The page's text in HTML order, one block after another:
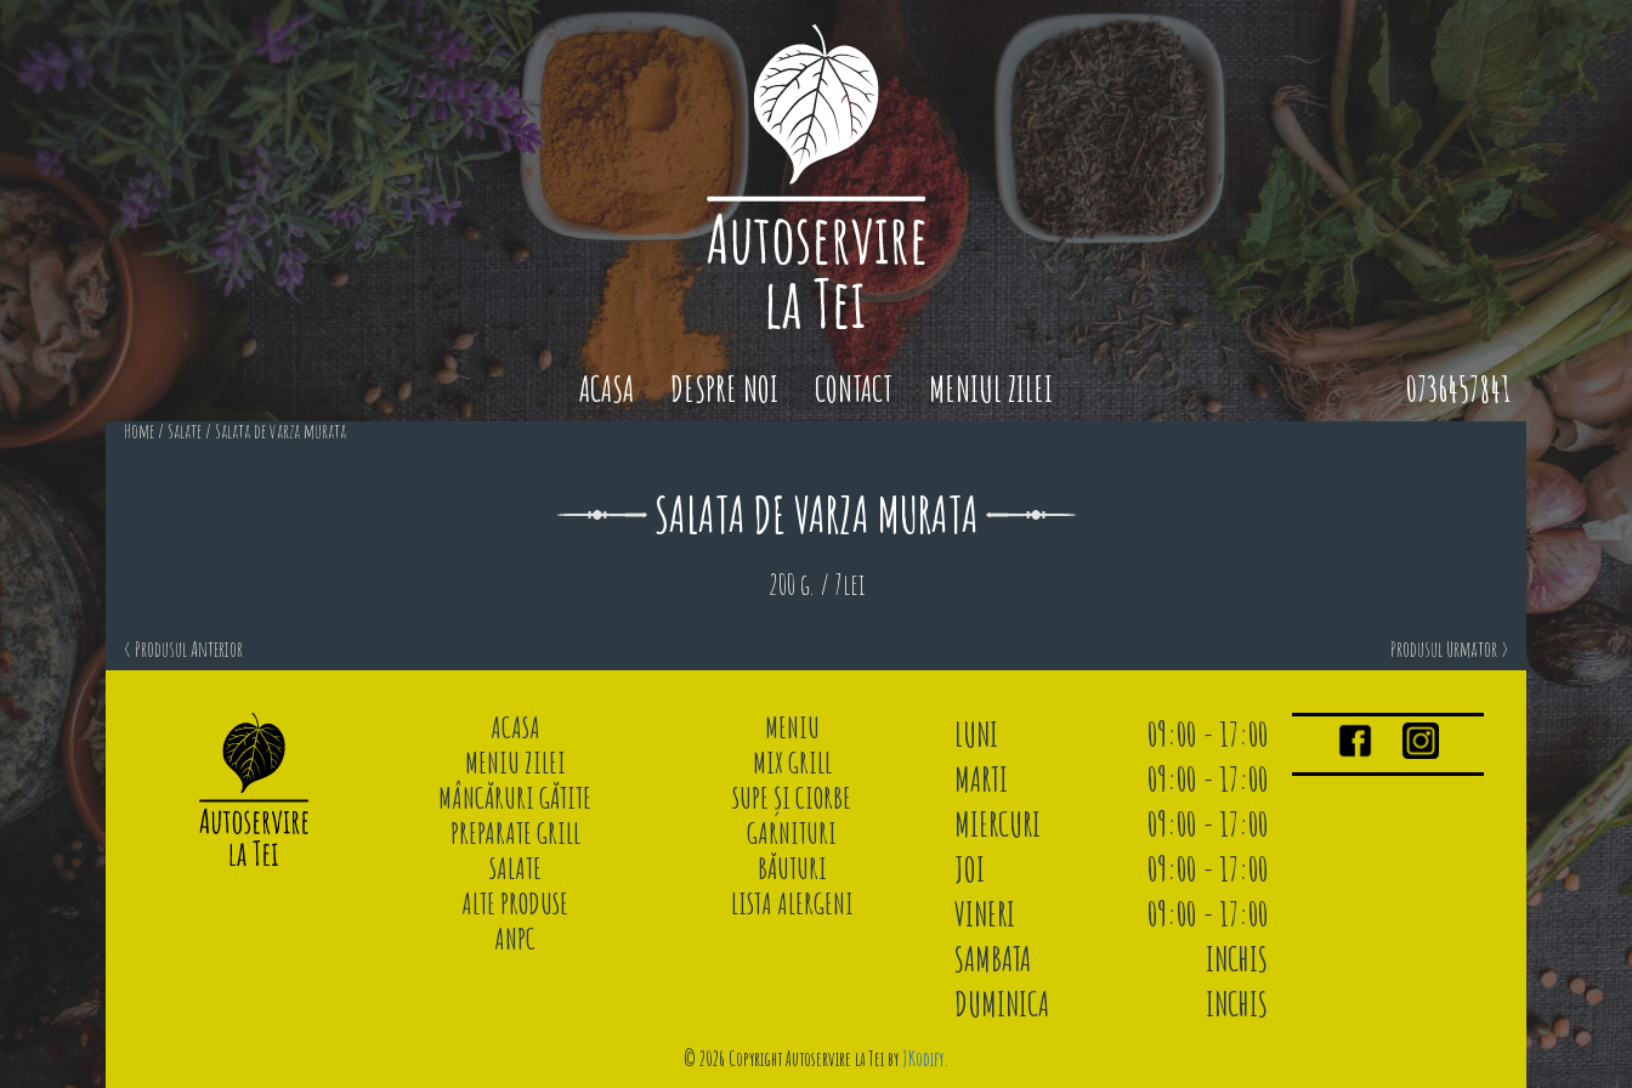
ACASA DESPRE NOI CONTACT MENIUL ZILEI 0736457841
Home / Salate / Salata de varza murata
SALATA DE VARZA MURATA
200 g. / 7lei
< Produsul Anterior Produsul Urmator >
ACASA
MENIU
MENIU ZILEI
MIX GRILL
MÂNCĂRURI GĂTITE
SUPE ȘI CIORBE
PREPARATE GRILL
GARNITURI
SALATE
BĂUTURI
ALTE PRODUSE
LISTA ALERGENI
ANPC
LUNI
09:00 - 17:00
MARTI
09:00 - 17:00
MIERCURI
09:00 - 17:00
JOI
09:00 - 17:00
VINERI
09:00 - 17:00
SAMBATA
INCHIS
DUMINICA
INCHIS
© 2026 Copyright Autoservire la Tei byJKodify.